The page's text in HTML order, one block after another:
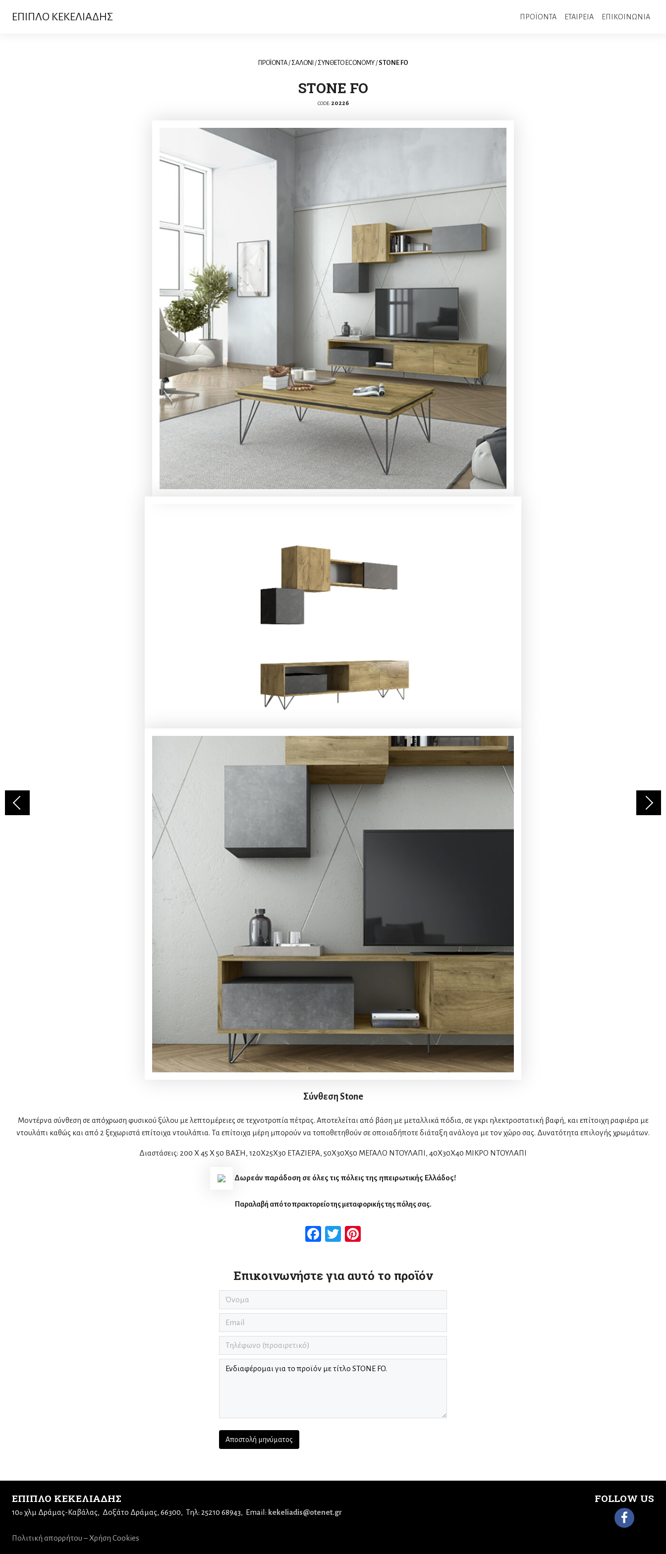
ΕΠΙΠΛΟ ΚΕΚΕΛΙΑΔΗΣ ΠΡΟΪΟΝΤΑ ΕΤΑΙΡΕΙΑ ΕΠΙΚΟΙΝΩΝΙΑ
ΠΡΟΪΟΝΤΑ/ ΣΑΛΟΝΙ / ΣΥΝΘΕΤΟ ECONOMY/STONE FO
STONE FO
CODE: 20226
Σύνθεση Stone
Μοντέρνα σύνθεση σε απόχρωση φυσικού ξύλου με λεπτομέρειες σε τεχνοτροπία πέτρας. Αποτελείται από βάση με μεταλλικά πόδια, σε γκρι ηλεκτροστατική βαφή, και επίτοιχη ραφιέρα με
ντουλάπι καθώς και από 2 ξεχωριστά επίτοιχα ντουλάπια. Τα επίτοιχα μέρη μπορούν να τοποθετηθούν σε οποιαδήποτε διάταξη ανάλογα με τον χώρο σας. Δυνατότητα επιλογής χρωμάτων.
Διαστάσεις: 200 X 45 Χ 50 ΒΑΣΗ, 120Χ25Χ30 ΕΤΑΖΙΕΡΑ, 50Χ30Χ50 ΜΕΓΑΛΟ ΝΤΟΥΛΑΠΙ, 40Χ30Χ40 ΜΙΚΡΟ ΝΤΟΥΛΑΠΙ
Δωρεάν παράδοση σε όλες τις πόλεις της ηπειρωτικής Ελλάδος!
Παραλαβή από το πρακτορείο της μεταφορικής της πόλης σας.
Facebook
Twitter
Επικοινωνήστε για αυτό το προϊόν
ΕΠΙΠΛΟ ΚΕΚΕΛΙΑΔΗΣ
10ο χλμ Δράμας-Καβάλας Δοξάτο Δράμας, 66300 Τηλ: 25210 68943 Email: kekeliadis@otenet.gr
FOLLOW US
Πολιτική απορρήτου – Χρήση Cookies